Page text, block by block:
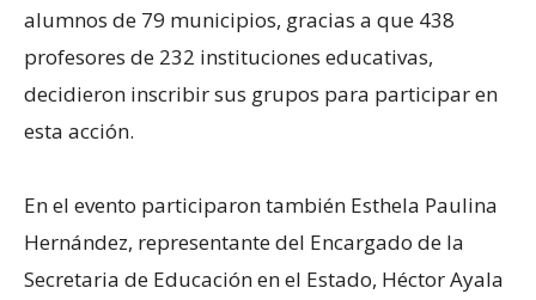
alumnos de 79 municipios, gracias a que 438
profesores de 232 instituciones educativas,
decidieron inscribir sus grupos para participar en
esta acción.
En el evento participaron también Esthela Paulina
Hernández, representante del Encargado de la
Secretaria de Educación en el Estado, Héctor Ayala